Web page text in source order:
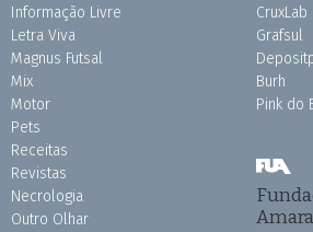
Informação Livre
Letra Viva
Magnus Futsal
Mix
Motor
Pets
Receitas
Revistas
Necrologia
Outro Olhar
CruxLab
Grafsul
Burh
Pink do